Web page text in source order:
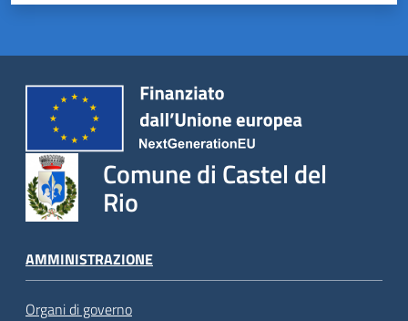
Comune di Castel del
Rio
AMMINISTRAZIONE
Organi di governo